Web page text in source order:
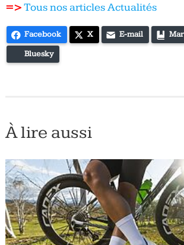
=>Tous nos articles Actualités
Facebook X E-mail
Bluesky
À lire aussi